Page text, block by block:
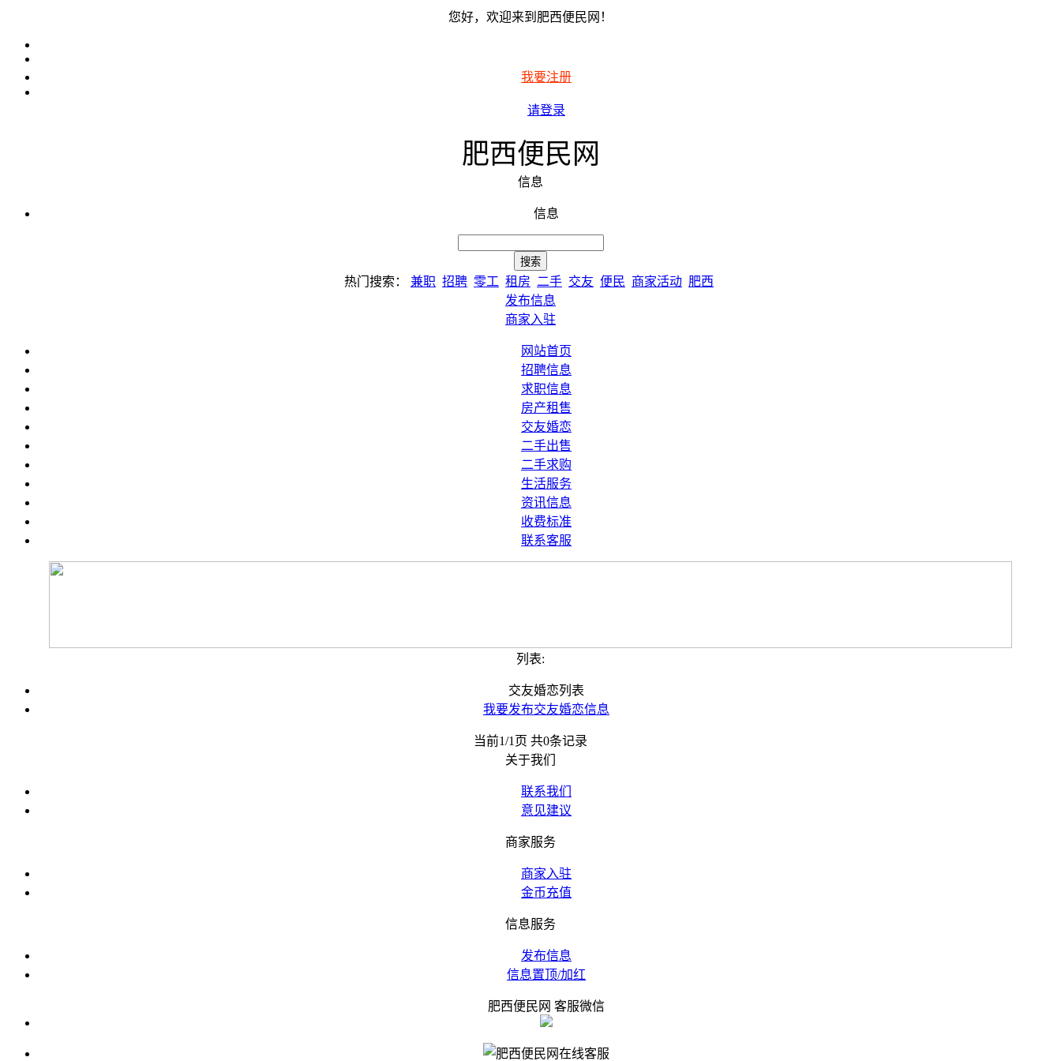
您好，欢迎来到肥西便民网！
我要注册
请登录
肥西便民网
信息
信息
热门搜索： 兼职 招聘 零工 租房 二手 交友 便民 商家活动 肥西
发布信息
商家入驻
网站首页
招聘信息
求职信息
房产租售
交友婚恋
二手出售
二手求购
生活服务
资讯信息
收费标准
联系客服
列表:
交友婚恋列表
我要发布交友婚恋信息
当前1/1页 共0条记录
关于我们
联系我们
意见建议
商家服务
商家入驻
金币充值
信息服务
发布信息
信息置顶/加红
肥西便民网 客服微信